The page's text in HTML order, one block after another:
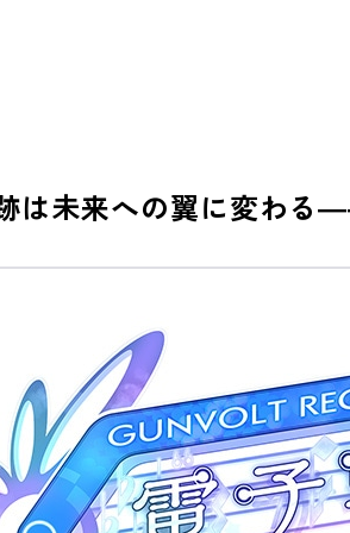
は未来への翼に変わ